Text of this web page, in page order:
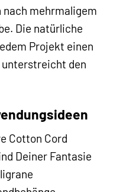
mehrmaligem
Die natürliche
Projekt einen
den
Cotton Cord
Deiner Fantasie